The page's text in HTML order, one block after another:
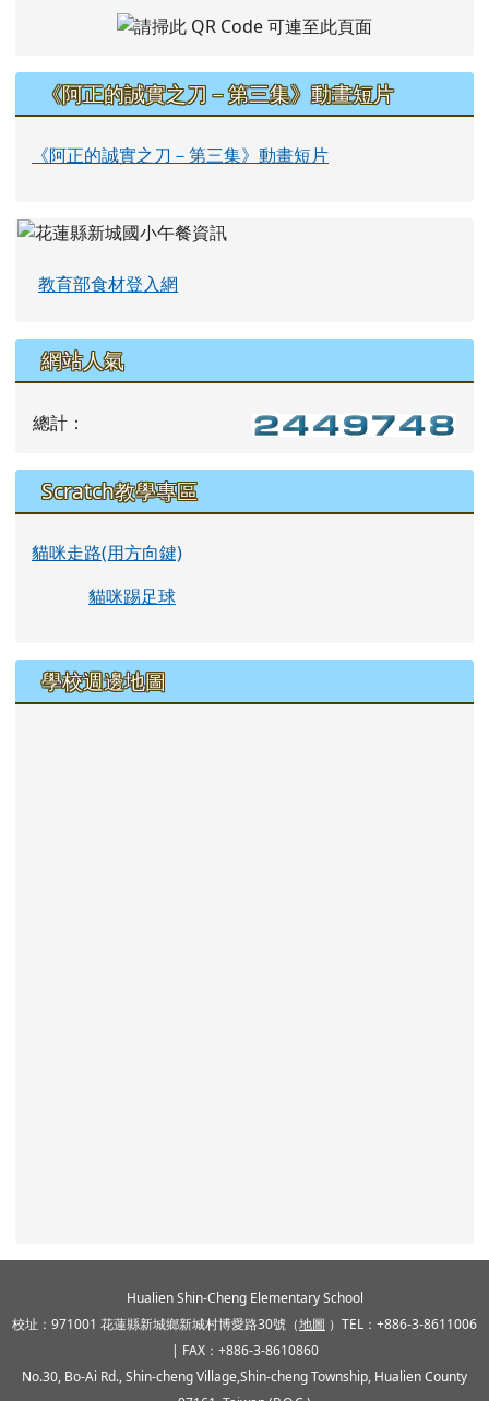
《阿正的誠實之刀－第三集》動畫短片
《阿正的誠實之刀－第三集》動畫短片
教育部食材登入網
網站人氣
總計：
Scratch教學專區
貓咪走路(用方向鍵)
貓咪踢足球
學校週邊地圖
Hualien Shin-Cheng Elementary School
校址：971001 花蓮縣新城鄉新城村博愛路30號（地圖 ）TEL：+886-3-8611006
| FAX：+886-3-8610860
No.30, Bo-Ai Rd., Shin-cheng Village,Shin-cheng Township, Hualien County